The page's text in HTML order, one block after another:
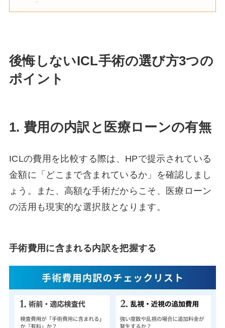
後悔しないICL手術の選び方3つの
ポイント
1. 費用の内訳と医療ローンの有無
ICLの費用を比較する際は、HPで提示されている
金額に「どこまで含まれているか」を確認しまし
ょう。また、高額な手術だからこそ、医療ローン
の活用も現実的な選択肢となります。
手術費用に含まれる内訳を把握する